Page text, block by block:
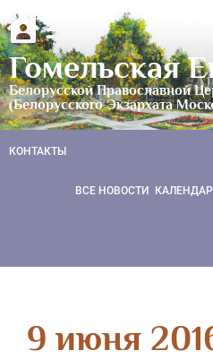
Гомельская
Белорусской Православной
(Белорусского Экзархата
КОНТАКТЫ
ВСЕ НОВОСТИ
9 июня